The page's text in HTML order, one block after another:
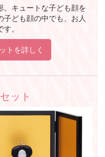
。キュートな子ども顔を
ども顔の中でも、お人
。
トを詳しく
セット